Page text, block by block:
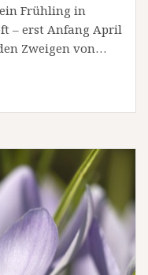
Frühling in
– erst Anfang April
Zweigen von…